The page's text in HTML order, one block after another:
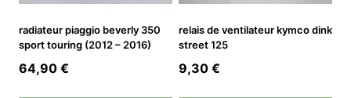
radiateur piaggio beverly 350
sport touring (2012 – 2016)
64,90 €
relais de ventilateur kymco dink
street 125
9,30 €